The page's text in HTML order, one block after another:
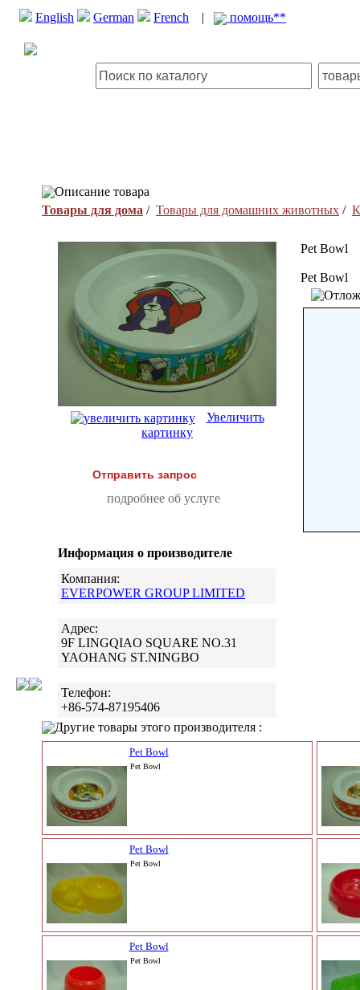
English German French | помощь**
Описание товара
Товары для дома / Товары для домашних животных /
Увеличить
картинку
Отправить запрос
подробнее об услуге
Информация о производителе
Компания:
EVERPOWER GROUP LIMITED
Адрес:
9F LINGQIAO SQUARE NO.31
YAOHANG ST.NINGBO
Телефон:
+86-574-87195406
Pet Bowl
Pet Bowl
Другие товары этого производителя :
Pet Bowl
Pet Bowl
Pet Bowl
Pet Bowl
Pet Bowl
Pet Bowl